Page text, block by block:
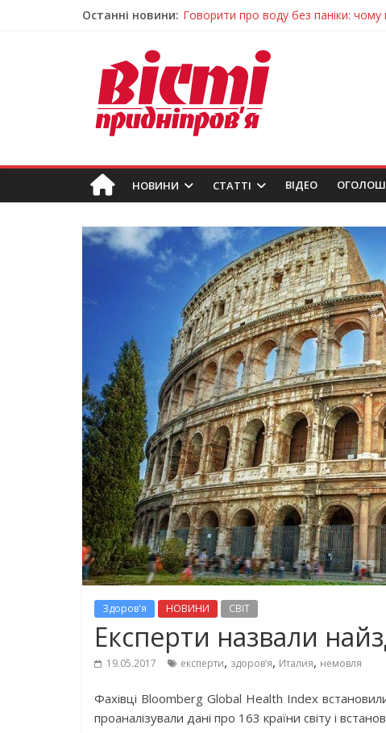
Останні новини: Лікар – на екрані: Як працюють
Пошуки тривають: на
Ветерани Дніпропетровщини
Говорити про воду без паніки: чому
НОВИНИ СТАТТІ ВIДЕО
Здоров'я НОВИНИ СВІТ
Експерти назвали
19.05.2017 експерти, здоров’я, Италия, немовля
Фахівці Bloomberg Global Health Index
проаналізували дані про 163 країни світу і